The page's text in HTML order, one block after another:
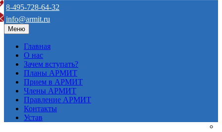
8-495-728-64-32
info@armit.ru
Меню
Главная
О нас
Зачем вступать?
Планы АРМИТ
Прием в АРМИТ
Члены АРМИТ
Правление АРМИТ
Контакты
Устав